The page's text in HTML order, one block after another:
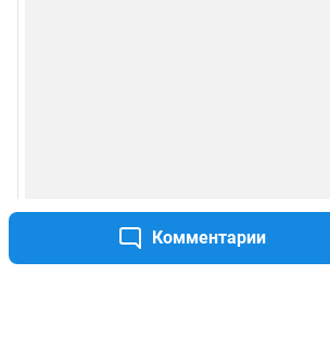
Комментарии